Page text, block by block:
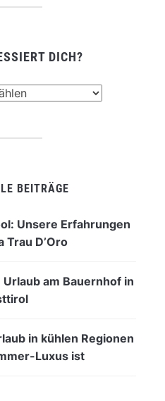
DICH?
BEITRÄGE
Unsere Erfahrungen
Trau D’Oro
am Bauernhof in
in kühlen Regionen
Luxus ist